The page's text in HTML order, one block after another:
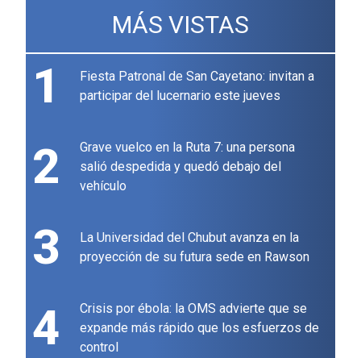
MÁS VISTAS
1
Fiesta Patronal de San Cayetano: invitan a
participar del lucernario este jueves
2
Grave vuelco en la Ruta 7: una persona
salió despedida y quedó debajo del
vehículo
3
La Universidad del Chubut avanza en la
proyección de su futura sede en Rawson
4
Crisis por ébola: la OMS advierte que se
expande más rápido que los esfuerzos de
control